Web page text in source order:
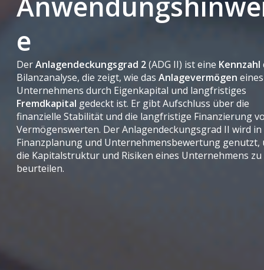
e
DerAnlagendeckungsgrad 2(ADG II) ist eine Kennzahl
Bilanzanalyse, die zeigt, wie dasAnlagevermögen eines
Unternehmens durch Eigenkapital und langfristiges
Fremdkapital gedeckt ist. Er gibt Aufschluss über die
finanzielle Stabilität und die langfristige Finanzierung
Vermögenswerten. Der Anlagendeckungsgrad II wird
Finanzplanung und Unternehmensbewertung genutzt,
die Kapitalstruktur und Risiken eines Unternehmens zu
beurteilen.